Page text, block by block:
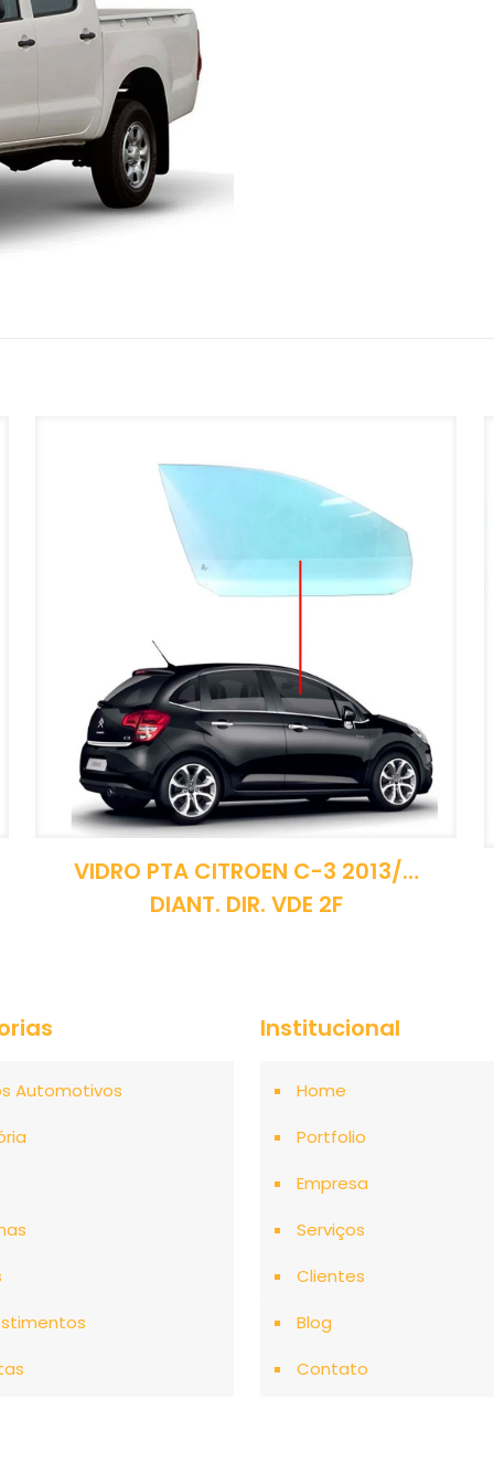
VIDRO PTA CITROEN C-3 2013/…
DIANT. DIR. VDE 2F
Automotivos
Institucional
Home
Portfolio
Empresa
Serviços
Clientes
Blog
Contato